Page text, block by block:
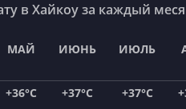
в Хайкоу за каждый
МАЙ ИЮНЬ ИЮЛЬ
+36°C +37°C +37°C